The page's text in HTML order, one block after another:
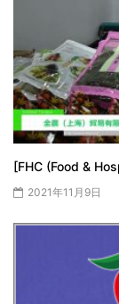
[FHC (Food &
2021年11月9日